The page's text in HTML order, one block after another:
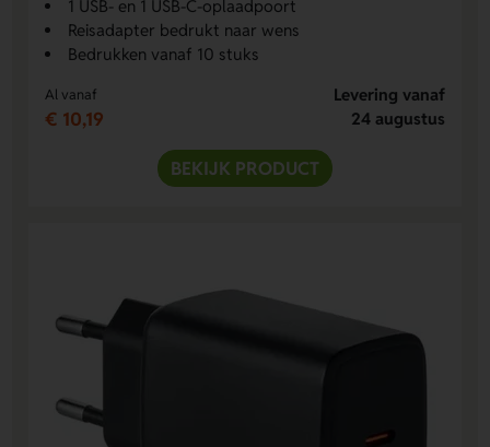
1 USB- en 1 USB-C-oplaadpoort
Reisadapter bedrukt naar wens
Bedrukken vanaf 10 stuks
Al vanaf
€ 10,19
Levering vanaf
24 augustus
BEKIJK PRODUCT